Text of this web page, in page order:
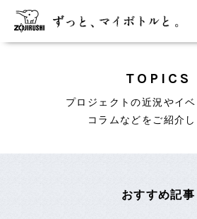
TOPICS
プロジェクトの近況やイベ
コラムなどをご紹介し
おすすめ記事